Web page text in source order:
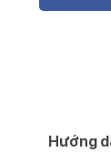
Hướng